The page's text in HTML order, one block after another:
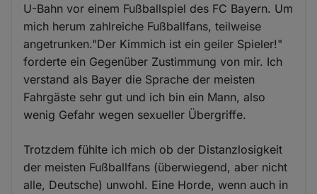
U-Bahn vor einem Fußballspiel des FC Bayern. Um
mich herum zahlreiche Fußballfans, teilweise
angetrunken."Der Kimmich ist ein geiler Spieler!"
forderte ein Gegenüber Zustimmung von mir. Ich
verstand als Bayer die Sprache der meisten
Fahrgäste sehr gut und ich bin ein Mann, also
wenig Gefahr wegen sexueller Übergriffe.
Trotzdem fühlte ich mich ob der Distanzlosigkeit
der meisten Fußballfans (überwiegend, aber nicht
alle, Deutsche) unwohl. Eine Horde, wenn auch in